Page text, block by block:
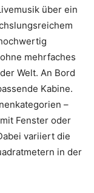
über ein
mehrfaches
Welt. An Bord
Kabine.
–
Fenster oder
variiert die
in der